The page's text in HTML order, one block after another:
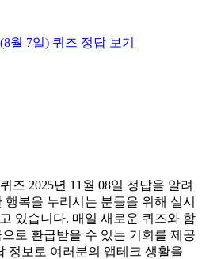
8월 7일) 퀴즈 정답 보기
즈 2025년 11월 08일 정답을 알려
복을 누리시는 분들을 위해 실시
있습니다. 매일 새로운 퀴즈와 함
로 환급받을 수 있는 기회를 제공
정보로 여러분의 앱테크 생활을